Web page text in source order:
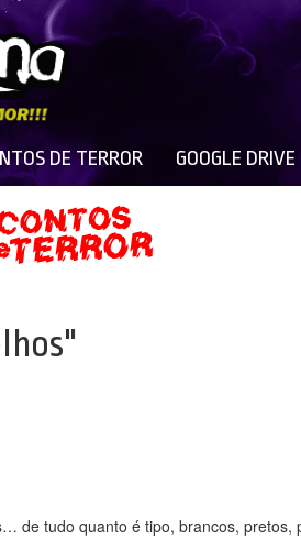
DE TERROR GOOGLE DRIVE
de tudo quanto é tipo, brancos, pretos,